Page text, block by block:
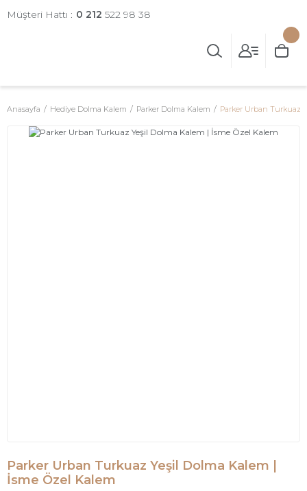
Müşteri Hattı : 0 212 522 98 38
Anasayfa Hediye Dolma Kalem Parker Dolma Kalem Parker Urban Turkuaz
Parker Urban Turkuaz Yeşil Dolma Kalem |
İsme Özel Kalem